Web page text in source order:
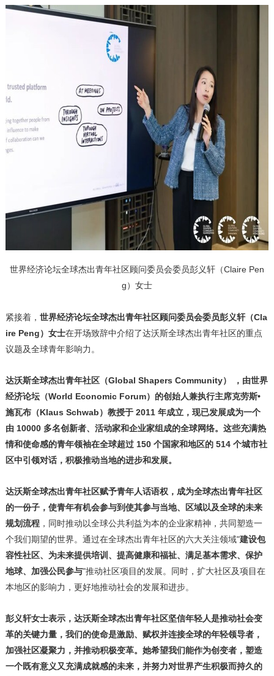
世界经济论坛全球杰出青年社区顾问委员会委员彭义轩（Claire Pen
g）女士
紧接着， 世界经济论坛全球杰出青年社区顾问委员会委员彭义轩（Cla
ire Peng）女士在开场致辞中介绍了达沃斯全球杰出青年社区的重点
议题及全球青年影响力。
达沃斯全球杰出青年社区（Global Shapers Community） ，由世界
经济论坛（World Economic Forum）的创始人兼执行主席克劳斯•
施瓦布（Klaus Schwab）教授于 2011 年成立，现已发展成为一个
由 10000 多名创新者、活动家和企业家组成的全球网络。这些充满热
情和使命感的青年领袖在全球超过 150 个国家和地区的 514 个城市社
区中引领对话，积极推动当地的进步和发展。
达沃斯全球杰出青年社区赋予青年人话语权，成为全球杰出青年社区
的一份子，使青年有机会参与到使其参与当地、区域以及全球的未来
规划流程，同时推动以全球公共利益为本的企业家精神，共同塑造一
个我们期望的世界。通过在全球杰出青年社区的六大关注领域"建设包
容性社区、为未来提供培训、提高健康和福祉、满足基本需求、保护
地球、加强公民参与"推动社区项目的发展。同时，扩大社区及项目在
本地区的影响力，更好地推动社会的发展和进步。
彭义轩女士表示，达沃斯全球杰出青年社区坚信年轻人是推动社会变
革的关键力量，我们的使命是激励、赋权并连接全球的年轻领导者，
加强社区凝聚力，并推动积极变革。她希望我们能作为创变者，塑造
一个既有意义又充满成就感的未来，并努力对世界产生积极而持久的